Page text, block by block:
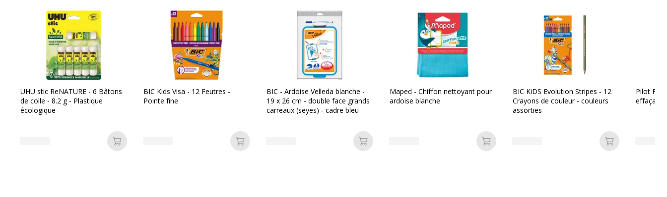
UHU stic ReNATURE - 6 Bâtons
de colle - 8.2 g - Plastique
écologique
Ajouter au panier
BIC Kids Visa - 12 Feutres -
Pointe fine
Ajouter au panier
BIC - Ardoise Velleda blanche -
19 x 26 cm - double face grands
carreaux (seyes) - cadre bleu
Ajouter au panier
Maped - Chiffon nettoyant pour
ardoise blanche
Ajouter au panier
BIC KiDS Evolution Stripes - 12
Crayons de couleur - couleurs
assorties
Ajouter au
Pilot